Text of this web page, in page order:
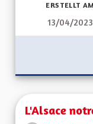
ERSTELLT AM
13/04/2023
L'Alsace